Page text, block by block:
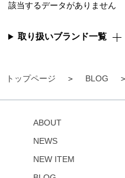
トップページ BLOG
該当するデータがありません
取り扱いブランド一覧
ABOUT
NEWS
NEW ITEM